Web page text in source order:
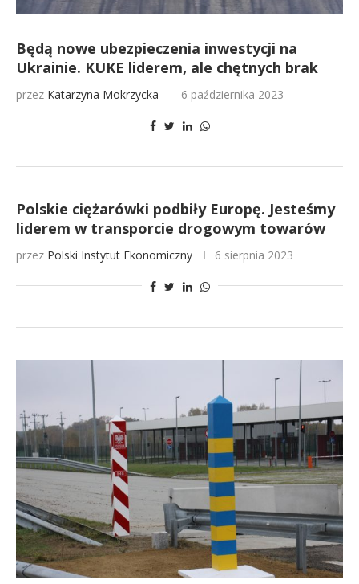
Będą nowe ubezpieczenia inwestycji na
Ukrainie. KUKE liderem, ale chętnych brak
przez Katarzyna Mokrzycka 6 października 2023
Polskie ciężarówki podbiły Europę. Jesteśmy
liderem w transporcie drogowym towarów
przez Polski Instytut Ekonomiczny 6 sierpnia 2023